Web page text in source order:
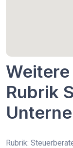
Rubrik
Rubrik: